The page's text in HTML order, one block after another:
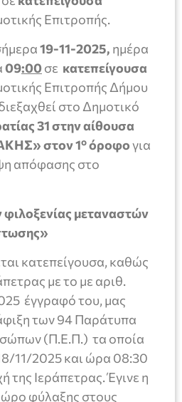
Επιτροπής.
19-11-2025, ημέρα
09:00 σε κατεπείγουσα
Επιτροπής Δήμου
στο Δημοτικό
31 στην αίθουσα
στον 1οόροφογια
απόφασης στο
μεταναστών
κατεπείγουσα, καθώς
με το με αριθ.
έγγραφό του, μας
των 94 Παράτυπα
(Π.Ε.Π.) τα οποία
11/2025 και ώρα 08:30
της Ιεράπετρας. Έγινε η
φύλαξης στους